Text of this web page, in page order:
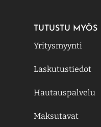
TUTUSTU MYÖS
Yritysmyynti
Laskutustiedot
Hautauspalvelu
Maksutavat